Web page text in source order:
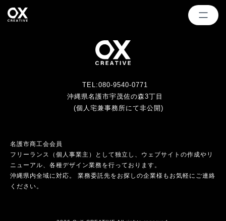
TEL:080-9540-0771
沖縄県名護市宇茂佐の森3丁目
(個人宅兼事務所にて非公開)
名護市商工会会員
フリーランス（個人事業主）として独立し、ウェブサイトの作成やリ
ニューアル、各種デザイン業務を行っております。
沖縄県内全域に対応。 業務委託先をお探しの企業様もお気軽にご連絡
ください。